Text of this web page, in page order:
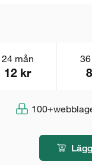
100+
24 mån
12 kr